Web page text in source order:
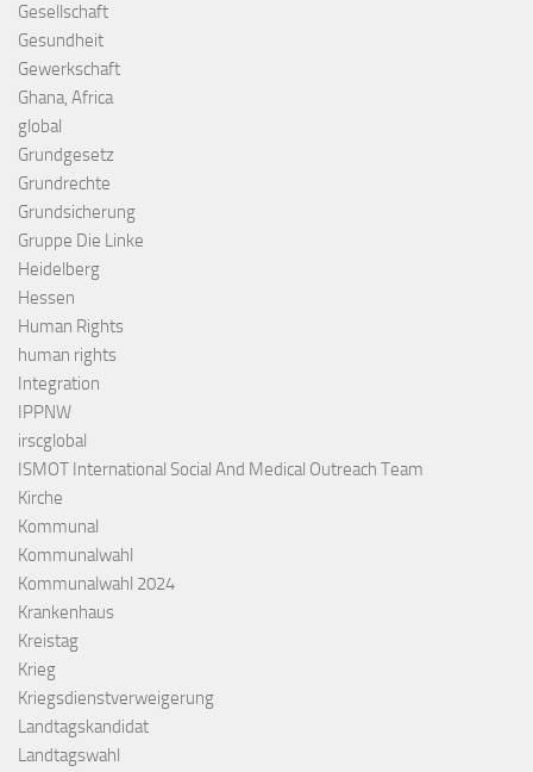
Gesellschaft
Gesundheit
Gewerkschaft
Ghana, Africa
global
Grundgesetz
Grundrechte
Grundsicherung
Gruppe Die Linke
Heidelberg
Hessen
Human Rights
human rights
Integration
IPPNW
irscglobal
ISMOT International Social And Medical Outreach Team
Kirche
Kommunal
Kommunalwahl
Kommunalwahl 2024
Krankenhaus
Kreistag
Krieg
Kriegsdienstverweigerung
Landtagskandidat
Landtagswahl